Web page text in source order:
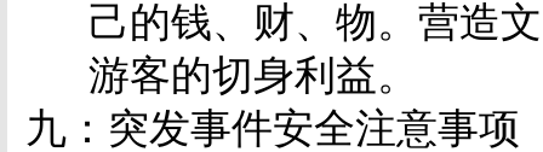
己的钱、财、物。营造
游客的切身利益。
九：突发事件安全注意事项